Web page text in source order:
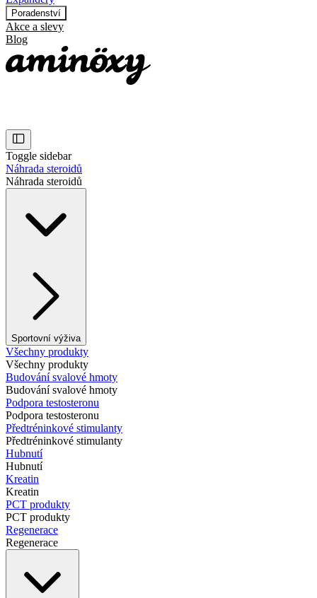
Poradenství
Akce a slevy
Blog
Toggle sidebar
Náhrada steroidů
Náhrada steroidů
Sportovní výživa
Všechny produkty
Všechny produkty
Budování svalové hmoty
Budování svalové hmoty
Podpora testosteronu
Podpora testosteronu
Předtréninkové stimulanty
Předtréninkové stimulanty
Hubnutí
Hubnutí
Kreatin
Kreatin
PCT produkty
PCT produkty
Regenerace
Regenerace